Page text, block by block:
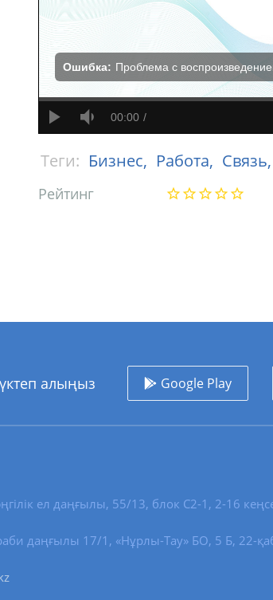
Ошибка: Проблема с
00:00
Теги: Бизнес, Работа, Связь,
Рейтинг
алыңыз Google Play
ел даңғылы, 55/13, блок С2-1, 2-16
даңғылы 17/1, «Нұрлы-Тау» БО, 5 Б, 22-